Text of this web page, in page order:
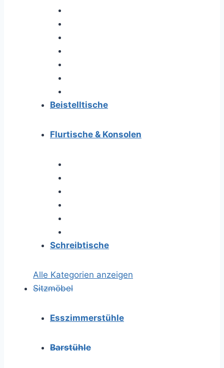
Beistelltische
Flurtische & Konsolen
Schreibtische
Alle Kategorien anzeigen
Sitzmöbel
Esszimmerstühle
Barstühle